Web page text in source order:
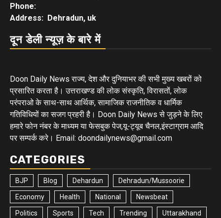
Phone:
Address: Dehradun, uk
दून डेली न्यूज़ के बारे में
Doon Daily News राज्य, देश और दुनियाभर की सभी मुख्य खबरों को
प्रसारित करता है। उत्तराखण्ड की लोक संस्कृति, विरासतों, लोक
परंपराओ के साथ-साथ आर्थिक, सामाजिक राजनीतिक व धार्मिक
गतिविधियों का सजग प्रहरी है। Doon Daily News से जुड़ने के लिए
हमारे फोन नंबर के माध्यम या फेसबुक पेज,यू-ट्यूब चैनल,इंस्टाग्राम आदि
पर सम्पर्क करे। Email: doondailynews@gmail.com
CATEGORIES
BJP Blog Dehardun Dehradun/Mussoorie
Economy Health National Newsbeat
Politics Sports Tech Trending Uttarakhand